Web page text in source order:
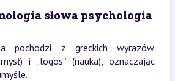
słowa psychologia
pochodzi z greckich wyrazów
i „logos” (nauka), oznaczając